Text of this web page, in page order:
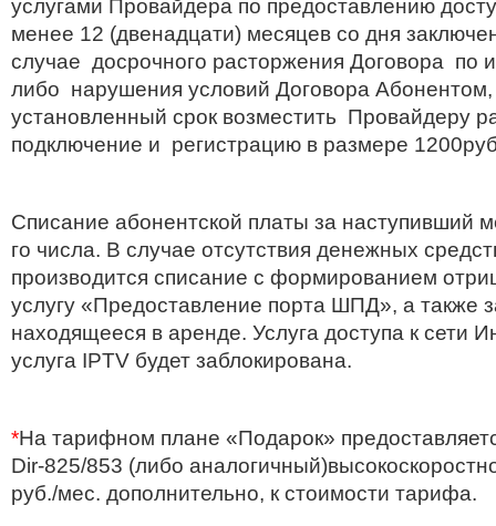
услугами Провайдера по предоставлению
менее 12 (двенадцати) месяцев со дня
случае досрочного расторжения Договора по
либо нарушения условий Договора
установленный срок возместить Провайдеру
подключение и регистрацию в размере
Списание абонентской платы за наступивший
го числа. В случае отсутствия денежных
производится списание с формированием
услугу «Предоставление порта ШПД», а также
находящееся в аренде. Услуга доступа к сети
услуга IPTV будет заблокирована.
*На тарифном плане «Подарок»
Dir-825/853 (либо аналогичный)
руб./мес. дополнительно, к стоимости тарифа.